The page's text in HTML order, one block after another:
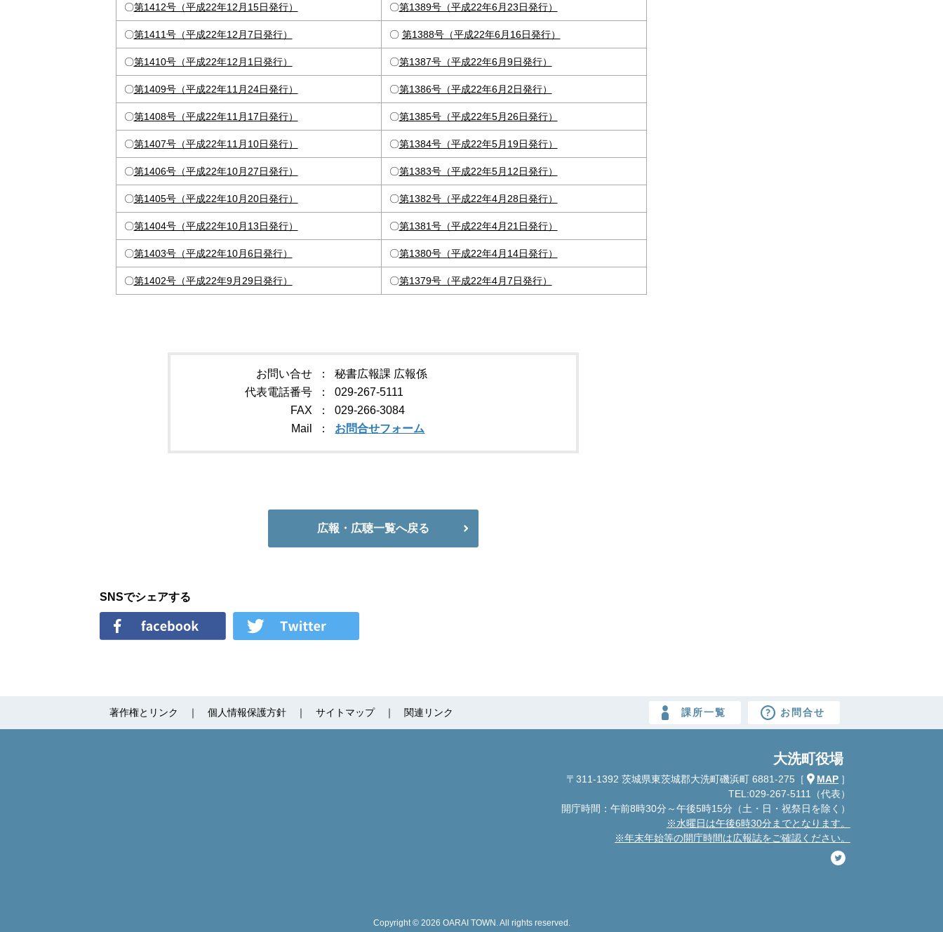
〇第1412号（平成22年12月15日発行） 〇第1389号（平成22年6月23日発行）
〇第1411号（平成22年12月7日発行） 〇 第1388号（平成22年6月16日発行）
〇第1410号（平成22年12月1日発行） 〇第1387号（平成22年6月9日発行）
〇第1409号（平成22年11月24日発行） 〇第1386号（平成22年6月2日発行）
〇第1408号（平成22年11月17日発行） 〇第1385号（平成22年5月26日発行）
〇第1407号（平成22年11月10日発行） 〇第1384号（平成22年5月19日発行）
〇第1406号（平成22年10月27日発行） 〇第1383号（平成22年5月12日発行）
〇第1405号（平成22年10月20日発行） 〇第1382号（平成22年4月28日発行）
〇第1404号（平成22年10月13日発行） 〇第1381号（平成22年4月21日発行）
〇第1403号（平成22年10月6日発行） 〇第1380号（平成22年4月14日発行）
〇第1402号（平成22年9月29日発行） 〇第1379号（平成22年4月7日発行）
お問い合せ
秘書広報課 広報係
代表電話番号
029-267-5111
FAX
029-266-3084
Mail
お問合せフォーム
広報・広聴一覧へ戻る
SNSでシェアする
著作権とリンク 個人情報保護方針 サイトマップ 関連リンク 課所一覧 お問合せ
大洗町役場
〒311-1392 茨城県東茨城郡大洗町磯浜町 6881-275 ［ MAP ］
TEL:029-267-5111（代表）
開庁時間：午前8時30分～午後5時15分 （土・日・祝祭日を除く）
※水曜日は午後6時30分までとなります。
※年末年始等の開庁時間は広報誌をご確認ください。
Copyright © 2026 OARAI TOWN. All rights reserved.